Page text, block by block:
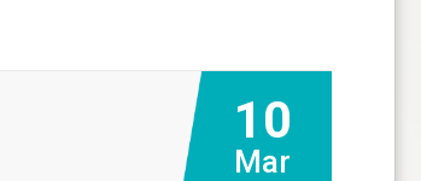
10
Mar